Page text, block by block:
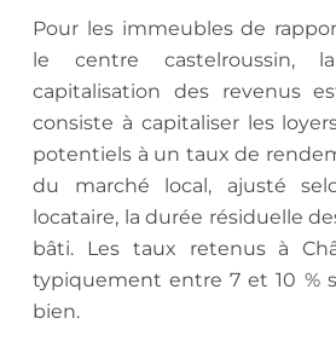
Pour les immeubles de
le centre castelroussin,
capitalisation des revenus
consiste à capitaliser les
potentiels à un taux de
du marché local, ajusté
locataire, la durée résiduelle
bâti. Les taux retenus à
typiquement entre 7 et 10 %
bien.